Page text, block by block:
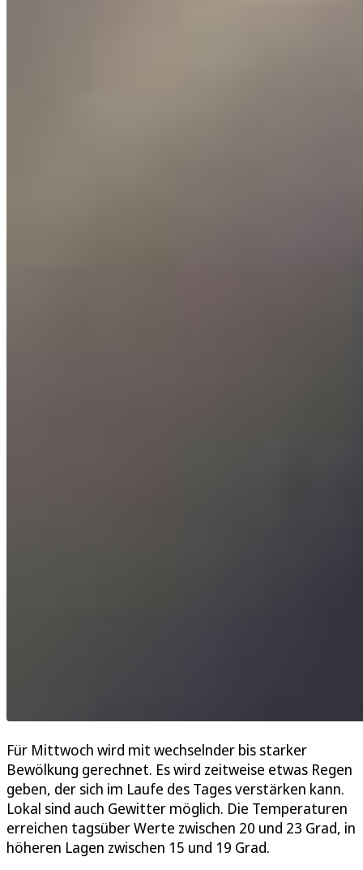
Für Mittwoch wird mit wechselnder bis starker
Bewölkung gerechnet. Es wird zeitweise etwas Regen
geben, der sich im Laufe des Tages verstärken kann.
Lokal sind auch Gewitter möglich. Die Temperaturen
erreichen tagsüber Werte zwischen 20 und 23 Grad, in
höheren Lagen zwischen 15 und 19 Grad.